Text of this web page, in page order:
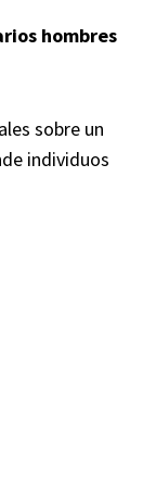
hombres
sobre un
individuos